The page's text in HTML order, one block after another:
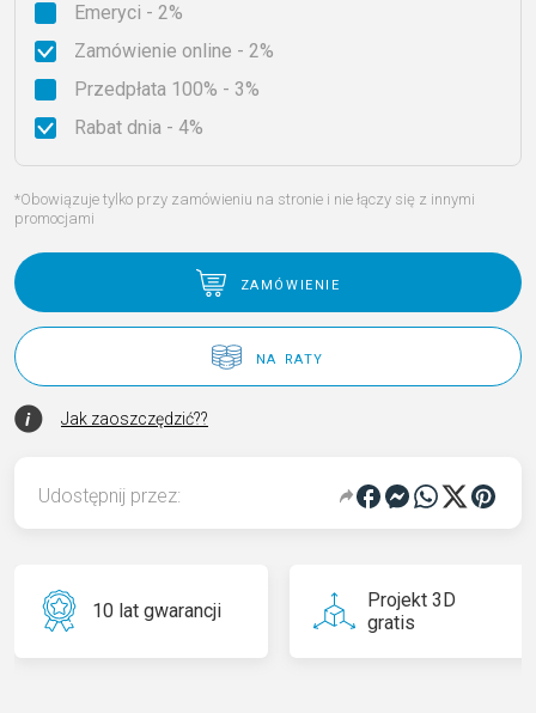
Emeryci - 2%
Zamówienie online - 2%
Przedpłata 100% - 3%
Rabat dnia - 4%
*Obowiązuje tylko przy zamówieniu na stronie i nie łączy się z innymi
promocjami
zamówienie
na raty
Jak zaoszczędzić??
Udostępnij przez:
10 lat gwarancji
Projekt 3D
gratis